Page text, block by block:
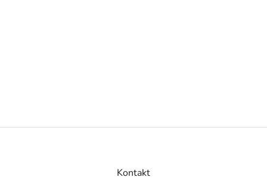
Z
Kontakt